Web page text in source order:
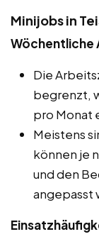
Minijobs in
Wöchentliche
Die
begrenzt,
pro Monat
Meistens
können je
und den
angepasst